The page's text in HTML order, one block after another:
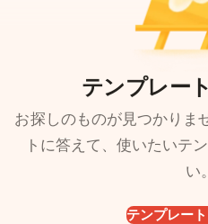
テンプレー
お探しのものが見つかりま
トに答えて、使いたいテ
い。
テンプレー